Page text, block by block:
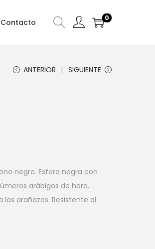
Contacto 0
ANTERIOR SIGUIENTE
negro. Esfera negra con
arábigos de hora.
arañazos. Resistente al